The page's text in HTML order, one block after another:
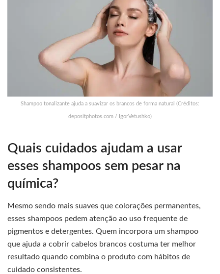
Shampoo tonalizante ajuda a suavizar os brancos de forma natural (Créditos:
depositphotos.com / IgorVetushko)
Quais cuidados ajudam a usar
esses shampoos sem pesar na
química?
Mesmo sendo mais suaves que colorações permanentes,
esses shampoos pedem atenção ao uso frequente de
pigmentos e detergentes. Quem incorpora um shampoo
que ajuda a cobrir cabelos brancos costuma ter melhor
resultado quando combina o produto com hábitos de
cuidado consistentes.